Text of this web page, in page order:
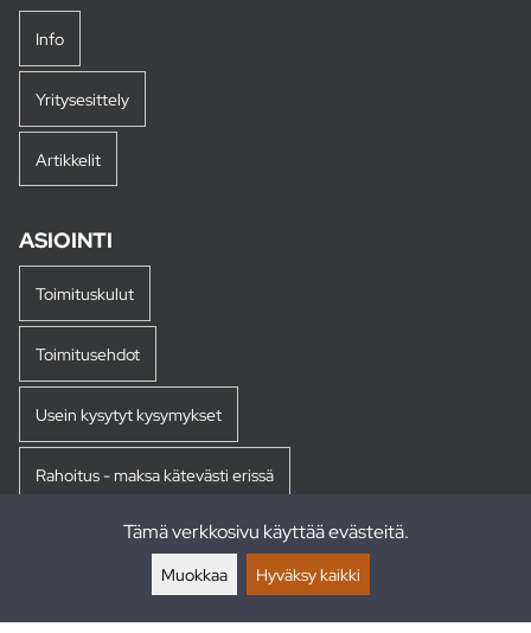
Info
Yritysesittely
Artikkelit
ASIOINTI
Toimituskulut
Toimitusehdot
Usein kysytyt kysymykset
Rahoitus - maksa kätevästi erissä
Tämä verkkosivu käyttää evästeitä.
Muokkaa Hyväksy kaikki